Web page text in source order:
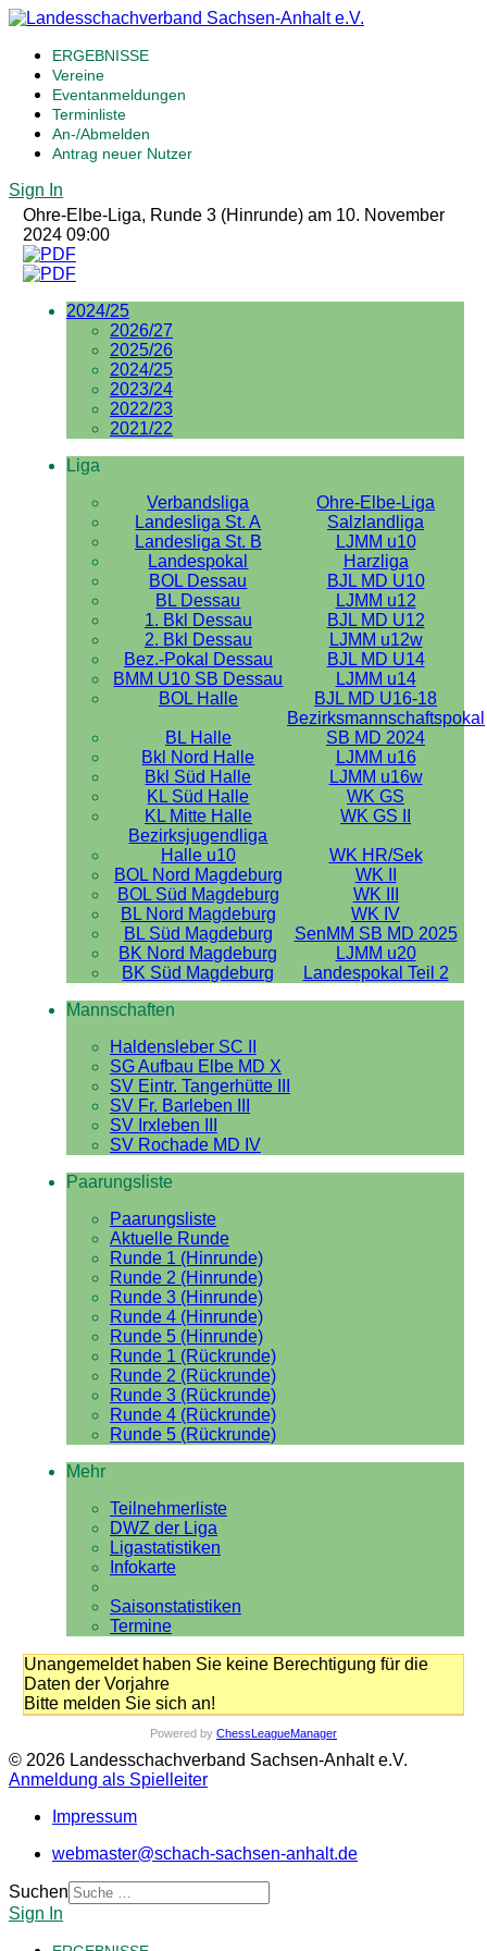
ERGEBNISSE
Vereine
Eventanmeldungen
Terminliste
An-/Abmelden
Antrag neuer Nutzer
Sign In
Ohre-Elbe-Liga, Runde 3 (Hinrunde) am 10. November
2024 09:00
2024/25
2026/27
2025/26
2024/25
2023/24
2022/23
2021/22
Liga
Verbandsliga
Ohre-Elbe-Liga
Landesliga St. A
Salzlandliga
Landesliga St. B
LJMM u10
Landespokal
Harzliga
BOL Dessau
BJL MD U10
BL Dessau
LJMM u12
1. Bkl Dessau
BJL MD U12
2. Bkl Dessau
LJMM u12w
Bez.-Pokal Dessau
BJL MD U14
BMM U10 SB Dessau
LJMM u14
BOL Halle
BJL MD U16-18
BL Halle
Bezirksmannschaftspokal
SB MD 2024
Bkl Nord Halle
LJMM u16
Bkl Süd Halle
LJMM u16w
KL Süd Halle
WK GS
KL Mitte Halle
WK GS II
Bezirksjugendliga
Halle u10
WK HR/Sek
BOL Nord Magdeburg
WK II
BOL Süd Magdeburg
WK III
BL Nord Magdeburg
WK IV
BL Süd Magdeburg
SenMM SB MD 2025
BK Nord Magdeburg
LJMM u20
BK Süd Magdeburg
Landespokal Teil 2
Mannschaften
Haldensleber SC II
SG Aufbau Elbe MD X
SV Eintr. Tangerhütte III
SV Fr. Barleben III
SV Irxleben III
SV Rochade MD IV
Paarungsliste
Paarungsliste
Aktuelle Runde
Runde 1 (Hinrunde)
Runde 2 (Hinrunde)
Runde 3 (Hinrunde)
Runde 4 (Hinrunde)
Runde 5 (Hinrunde)
Runde 1 (Rückrunde)
Runde 2 (Rückrunde)
Runde 3 (Rückrunde)
Runde 4 (Rückrunde)
Runde 5 (Rückrunde)
Mehr
Teilnehmerliste
DWZ der Liga
Ligastatistiken
Infokarte
Saisonstatistiken
Termine
Unangemeldet haben Sie keine Berechtigung für die
Daten der Vorjahre
Bitte melden Sie sich an!
Powered by ChessLeagueManager
© 2026 Landesschachverband Sachsen-Anhalt e.V.
Anmeldung als Spielleiter
Impressum
webmaster@schach-sachsen-anhalt.de
Suchen
Sign In